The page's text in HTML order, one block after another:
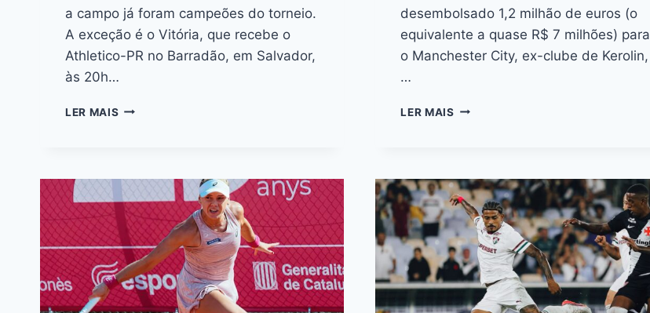
a campo já foram campeões do torneio.
A exceção é o Vitória, que recebe o
Athletico-PR no Barradão, em Salvador,
às 20h…
LER MAIS
desembolsado 1,2 milhão de euros (o
equivalente a quase R$ 7 milhões) para
o Manchester City, ex-clube de Kerolin,
…
LER MAIS